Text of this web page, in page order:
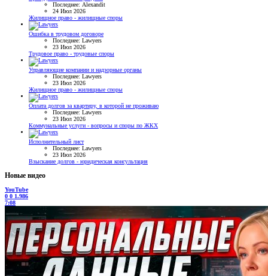
Последнее: Alexandit
24 Июл 2026
Жилищное право - жилищные споры
Ошибка в трудовом договоре
Последнее: Lawyers
23 Июл 2026
Трудовое право - трудовые споры
Управляющие компании и надзорные органы
Последнее: Lawyers
23 Июл 2026
Жилищное право - жилищные споры
Оплата долгов за квартиру, в которой не проживаю
Последнее: Lawyers
23 Июл 2026
Коммунальные услуги - вопросы и споры по ЖКХ
Исполнительный лист
Последнее: Lawyers
23 Июл 2026
Взыскание долгов - юридическая консультация
Новые видео
YouTube
0 0 1.986
7:08